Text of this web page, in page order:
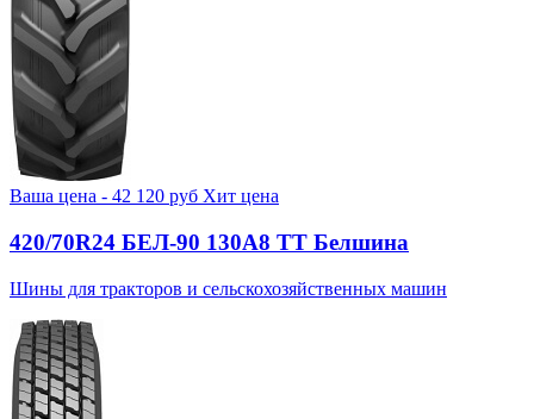
Ваша цена - 42 120 руб Хит цена
420/70R24 БЕЛ-90 130А8 TT Белшина
Шины для тракторов и сельскохозяйственных машин